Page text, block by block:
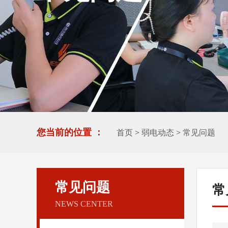
您当前的位置 ： 首页 > 弱电动态 > 常见问题
常见问题
NEWS CENTER